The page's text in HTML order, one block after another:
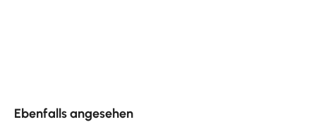
Ebenfalls angesehen